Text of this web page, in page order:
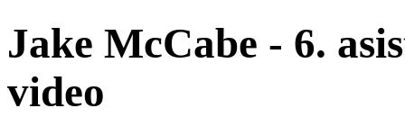
Jake McCabe - 6.
video